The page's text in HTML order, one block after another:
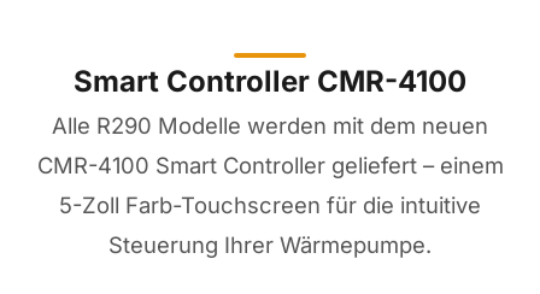
Smart Controller CMR-4100
Alle R290 Modelle werden mit dem neuen
CMR-4100 Smart Controller geliefert – einem
5-Zoll Farb-Touchscreen für die intuitive
Steuerung Ihrer Wärmepumpe.